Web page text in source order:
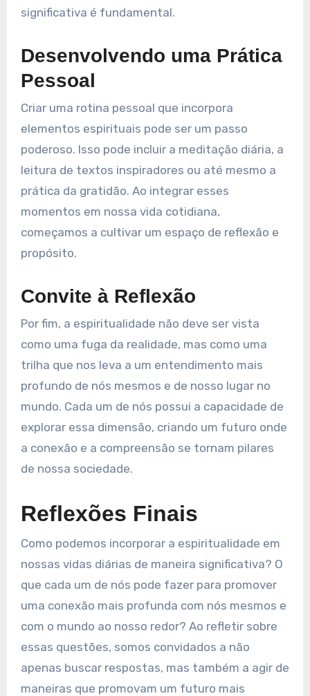
significativa é fundamental.
Desenvolvendo uma Prática
Pessoal
Criar uma rotina pessoal que incorpora
elementos espirituais pode ser um passo
poderoso. Isso pode incluir a meditação diária, a
leitura de textos inspiradores ou até mesmo a
prática da gratidão. Ao integrar esses
momentos em nossa vida cotidiana,
começamos a cultivar um espaço de reflexão e
propósito.
Convite à Reflexão
Por fim, a espiritualidade não deve ser vista
como uma fuga da realidade, mas como uma
trilha que nos leva a um entendimento mais
profundo de nós mesmos e de nosso lugar no
mundo. Cada um de nós possui a capacidade de
explorar essa dimensão, criando um futuro onde
a conexão e a compreensão se tornam pilares
de nossa sociedade.
Reflexões Finais
Como podemos incorporar a espiritualidade em
nossas vidas diárias de maneira significativa? O
que cada um de nós pode fazer para promover
uma conexão mais profunda com nós mesmos e
com o mundo ao nosso redor? Ao refletir sobre
essas questões, somos convidados a não
apenas buscar respostas, mas também a agir de
maneiras que promovam um futuro mais